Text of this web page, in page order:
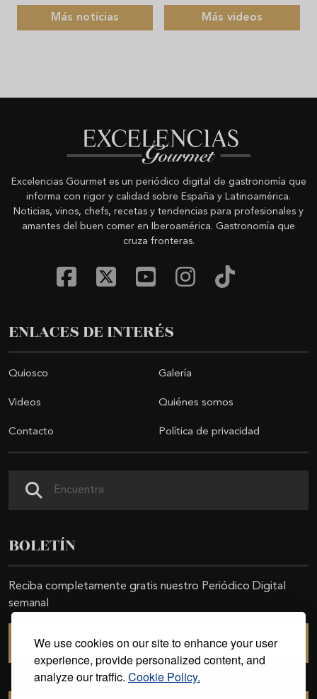
We use cookies on our site to enhance your user
experience, provide personalized content, and
analyze our traffic. Cookie Policy.
Más noticias Más videos
Excelencias Gourmet es un periódico digital de gastronomía que
informa con rigor y calidad sobre España y Latinoamérica.
Noticias, vinos, chefs, recetas y tendencias para profesionales y
amantes del buen comer en Iberoamérica. Gastronomía que
cruza fronteras.
ENLACES DE INTERÉS
Quiosco Galería
Videos Quiénes somos
Contacto Política de privacidad
BOLETÍN
Reciba completamente gratis nuestro Periódico Digital
semanal
SUSCRIBIRSE